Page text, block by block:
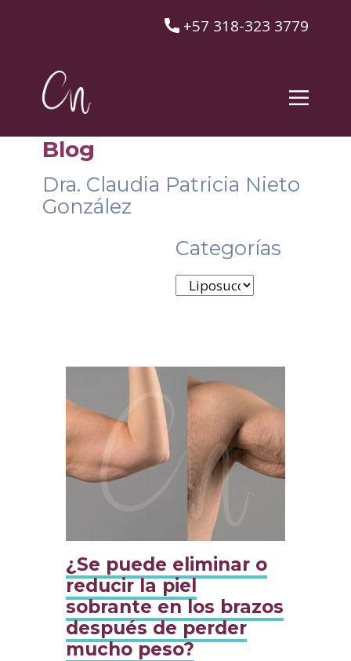
​+57 318-323 3779
Blog
Dra. Claudia Patricia Nieto
González
Categorías
Categorías
¿Se puede eliminar o
reducir la piel
sobrante en los brazos
después de perder
mucho peso?